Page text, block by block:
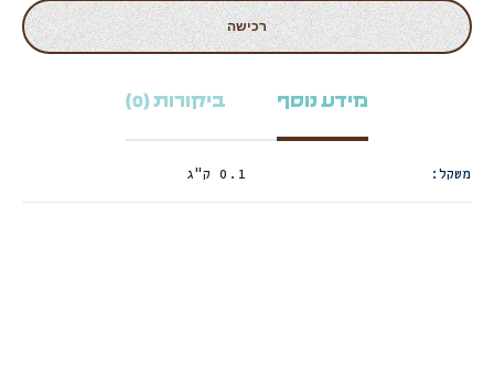
רכישה
מידע נוסף ביקורות (0)
משקל 0.1 ק"ג